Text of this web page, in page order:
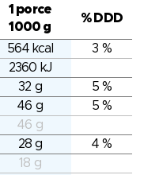
1 porce
1000 g
% DDD
564 kcal
3 %
2360 kJ
32 g
5 %
46 g
5 %
46 g
28 g
4 %
18 g